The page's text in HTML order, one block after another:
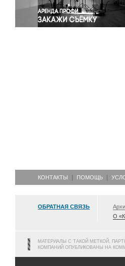
Экономика и бизнес
КОНТАКТЫ ПОМОЩЬ
ОБРАТНАЯ СВЯЗЬ
О
МАТЕРИАЛЫ С ТАКОЙ МЕТКОЙ,
КОМПАНИЙ ОПУБЛИКОВАНЫ НА